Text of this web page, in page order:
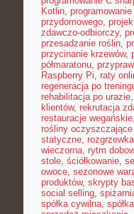
Kotlin, programowanie
przydomowego,
zdawczo-odbiorczy,
przesadzanie roślin,
przycinanie krzewów,
półmaratonu,
Raspberry Pi, raty
regeneracja po
rehabilitacja po urazie,
klientów, rekrutacja
restauracje wegańskie,
rośliny
statyczne,
wieczorna, rytm
stole, ściółkowanie,
owoce, sezonowe
produktów, skrypty
social selling,
spółka cywilna,